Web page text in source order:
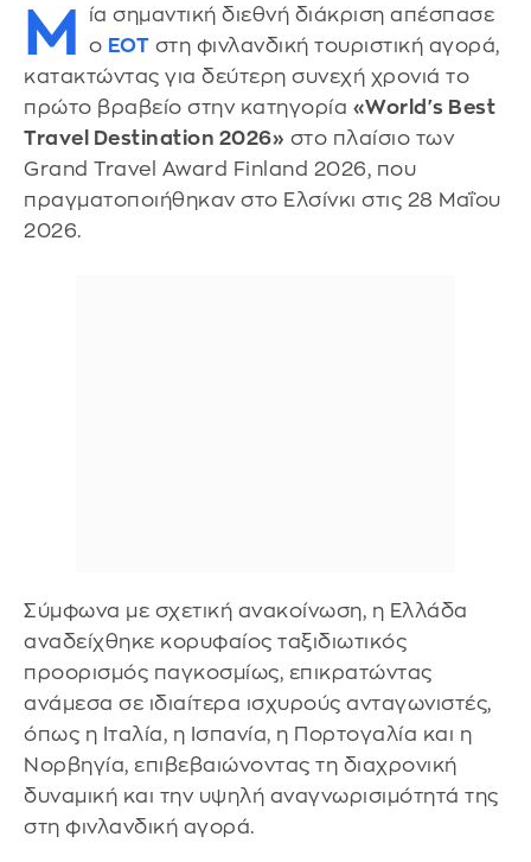
Μ
ία σημαντική διεθνή διάκριση απέσπασε
ο ΕΟΤ στη φινλανδική τουριστική αγορά,
κατακτώντας για δεύτερη συνεχή χρονιά το
πρώτο βραβείο στην κατηγορία «World's Best
Travel Destination 2026» στο πλαίσιο των
Grand Travel Award Finland 2026, που
πραγματοποιήθηκαν στο Ελσίνκι στις 28 Μαΐου
2026.
Σύμφωνα με σχετική ανακοίνωση, η Ελλάδα
αναδείχθηκε κορυφαίος ταξιδιωτικός
προορισμός παγκοσμίως, επικρατώντας
ανάμεσα σε ιδιαίτερα ισχυρούς ανταγωνιστές,
όπως η Ιταλία, η Ισπανία, η Πορτογαλία και η
Νορβηγία, επιβεβαιώνοντας τη διαχρονική
δυναμική και την υψηλή αναγνωρισιμότητά της
στη φινλανδική αγορά.